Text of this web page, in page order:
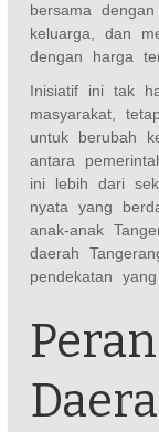
bersama
keluarga, dan
dengan harga
Inisiatif ini tak
masyarakat,
untuk berubah
antara
ini lebih dari
nyata yang
anak-anak
daerah
pendekatan